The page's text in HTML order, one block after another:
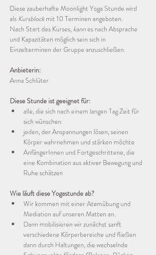
Diese zauberhafte Moonlight Yoga Stunde wird
als Kursblock mit 10 Terminen angeboten.
Nach Start des Kurses, kann es nach Absprache
und Kapazitäten möglich sein sich in
Einzelterminen der Gruppe anzuschließen.
Anbieterin:
Anna Schlüter
Diese Stunde ist geeignet für:
alle, die sich nach einem langen Tag Zeit für
sich wünschen
jeden, der Anspannungen lösen, seinen
Körper wahrnehmen und stärken möchte
AnfängerInnen und Fortgeschrittene, die
eine Kombination aus aktiver Bewegung und
Ruhe schätzen
Wie läuft diese Yogastunde ab?
Wir kommen mit einer Atemübung und
Mediation auf unseren Matten an.
Dann mobilisieren wir zunächst sanft
verschiedene Körperbereiche und fließen
dann durch Haltungen, die wechselnde